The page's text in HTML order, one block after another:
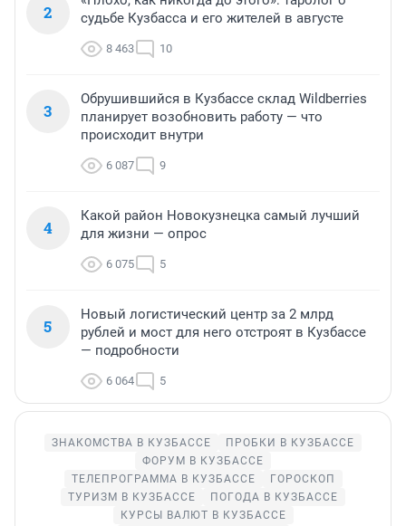
2
судьбе Кузбасса и его жителей в августе
8 463 10
3
Обрушившийся в Кузбассе склад Wildberries
планирует возобновить работу — что
происходит внутри
6 087 9
4
Какой район Новокузнецка самый лучший
для жизни — опрос
6 075 5
5
Новый логистический центр за 2 млрд
рублей и мост для него отстроят в Кузбассе
— подробности
6 064 5
ЗНАКОМСТВА В КУЗБАССЕ
ПРОБКИ В КУЗБАССЕ
ФОРУМ В КУЗБАССЕ
ТЕЛЕПРОГРАММА В КУЗБАССЕ
ГОРОСКОП
ТУРИЗМ В КУЗБАССЕ
ПОГОДА В КУЗБАССЕ
КУРСЫ ВАЛЮТ В КУЗБАССЕ